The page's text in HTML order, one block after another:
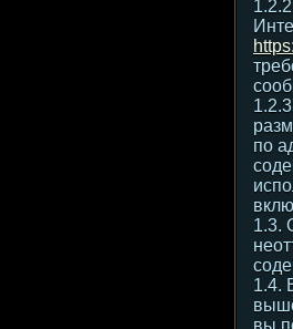
по
1.3.
1.4.
вы